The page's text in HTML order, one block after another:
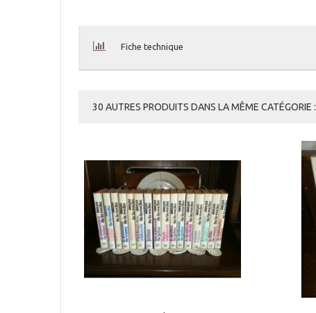
Fiche technique
30 AUTRES PRODUITS DANS LA MÊME CATÉGORIE :